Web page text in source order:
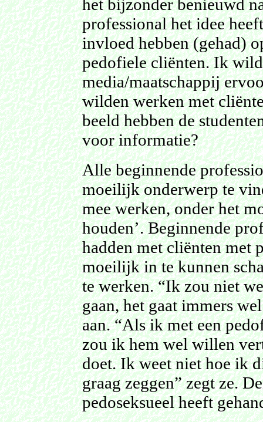
het bijzonder benieuwd
professional het idee
invloed hebben (gehad)
pedofiele cliënten. Ik
media/maatschappij
wilden werken met
beeld hebben de
voor informatie?
Alle beginnende
moeilijk onderwerp te
mee werken, onder het
houden’. Beginnende
hadden met cliënten met
moeilijk in te kunnen
te werken. “Ik zou niet
gaan, het gaat immers
aan. “Als ik met een
zou ik hem wel willen
doet. Ik weet niet hoe ik
graag zeggen” zegt ze.
pedoseksueel heeft